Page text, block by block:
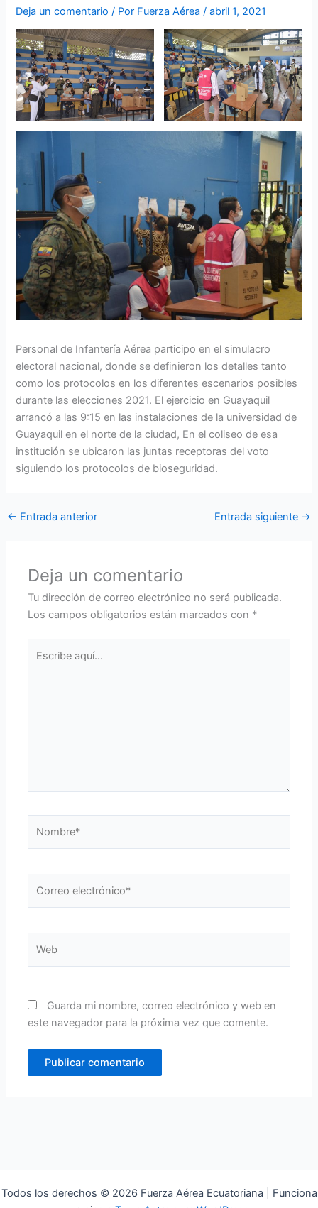
Deja un comentario / Por Fuerza Aérea/abril 1, 2021
Personal de Infantería Aérea participo en el simulacro
electoral nacional, donde se definieron los detalles tanto
como los protocolos en los diferentes escenarios posibles
durante las elecciones 2021. El ejercicio en Guayaquil
arrancó a las 9:15 en las instalaciones de la universidad de
Guayaquil en el norte de la ciudad, En el coliseo de esa
institución se ubicaron las juntas receptoras del voto
siguiendo los protocolos de bioseguridad.
← Entrada anterior Entrada siguiente →
Deja un comentario
Tu dirección de correo electrónico no será publicada.
Los campos obligatorios están marcados con *
aquí...
electrónico*
Guarda mi nombre, correo electrónico y web en
este navegador para la próxima vez que comente.
Todos los derechos © 2026 Fuerza Aérea Ecuatoriana | Funciona